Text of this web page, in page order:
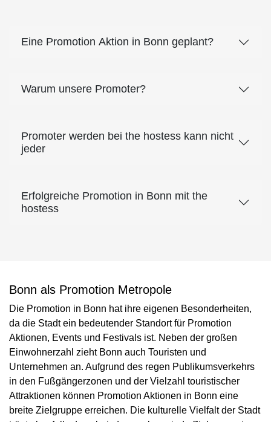
Eine Promotion Aktion in Bonn geplant?
Warum unsere Promoter?
Promoter werden bei the hostess kann nicht
jeder
Erfolgreiche Promotion in Bonn mit the
hostess
Bonn als Promotion Metropole
Die Promotion in Bonn hat ihre eigenen Besonderheiten,
da die Stadt ein bedeutender Standort für Promotion
Aktionen, Events und Festivals ist. Neben der großen
Einwohnerzahl zieht Bonn auch Touristen und
Unternehmen an. Aufgrund des regen Publikumsverkehrs
in den Fußgängerzonen und der Vielzahl touristischer
Attraktionen können Promotion Aktionen in Bonn eine
breite Zielgruppe erreichen. Die kulturelle Vielfalt der Stadt